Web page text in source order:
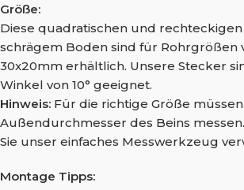
Größe:
Diese quadratischen und
schrägem Boden sind für Rohrgrößen
30x20mm erhältlich. Unsere Stecker
Winkel von 10° geeignet.
Hinweis: Für die richtige Größe
Außendurchmesser des Beins
Sie unser einfaches Messwerkzeug
Montage Tipps: